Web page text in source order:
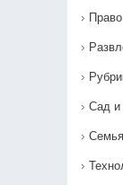
Право
Сад и